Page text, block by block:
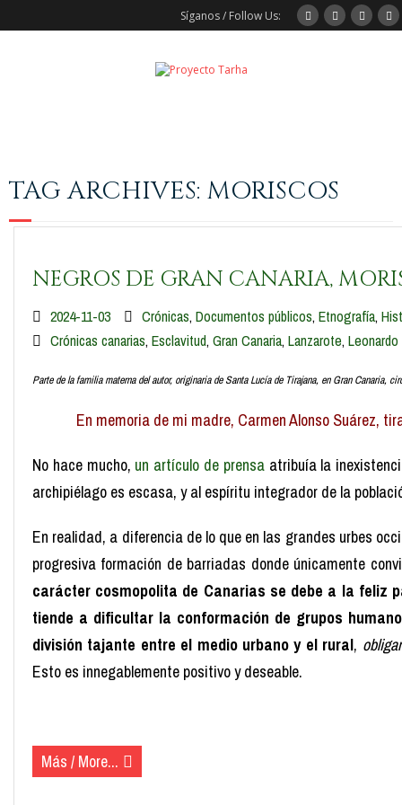
Síganos / Follow Us:
Archivos Canarios / Canarian Archives
TAG ARCHIVES: MORISCOS
NEGROS DE GRAN CANARIA,
2024-11-03 Crónicas,Documentos públicos,Etnografía,
Crónicas canarias,Esclavitud,Gran Canaria,Lanzarote,
Parte de la familia materna del autor, originaria de Santa Lucía de Tirajana, en Gran Canaria,
En memoria de mi madre, Carmen Alonso Suárez,
No hace mucho, un artículo de prensaatribuía la
archipiélago es escasa, y al espíritu integrador de la
En realidad, a diferencia de lo que en las grandes urbes
progresiva formación de barriadas donde únicamente
carácter cosmopolita de Canarias se debe a la feliz
tiende a dificultar la conformación de grupos
división tajante entre el medio urbano y el rural,
Esto es innegablemente positivo y deseable.
Más / More...